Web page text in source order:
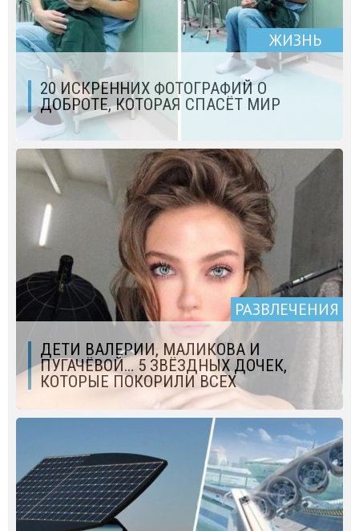
ЖИЗНЬ
20 ИСКРЕННИХ ФОТОГРАФИЙ О
ДОБРОТЕ, КОТОРАЯ СПАСЁТ МИР
РАЗВЛЕЧЕНИЯ
ДЕТИ ВАЛЕРИИ, МАЛИКОВА И
ПУГАЧЁВОЙ… 5 ЗВЁЗДНЫХ ДОЧЕК,
КОТОРЫЕ ПОКОРИЛИ ВСЕХ